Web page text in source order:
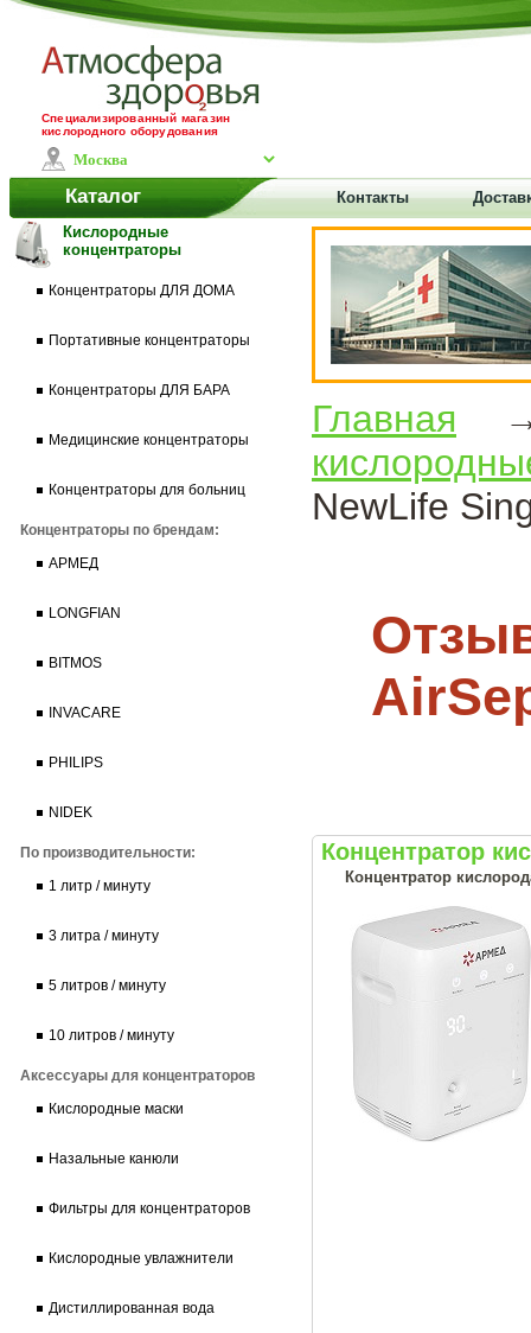
Специализированный магазин
кислородного оборудования
Каталог Контакты
Кислородные
концентраторы
Концентраторы ДЛЯ ДОМА
Портативные концентраторы
Концентраторы ДЛЯ БАРА
Медицинские концентраторы
Концентраторы для больниц
Концентраторы по брендам:
АРМЕД
LONGFIAN
BITMOS
INVACARE
PHILIPS
NIDEK
По производительности:
1 литр / минуту
3 литра / минуту
5 литров / минуту
10 литров / минуту
Аксессуары для концентраторов
Кислородные маски
Назальные канюли
Фильтры для концентраторов
Кислородные увлажнители
Дистиллированная вода
Главная
NewLife
Концентратор
Концентратор